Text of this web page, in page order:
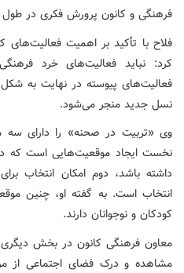
فرهنگی و کانون پرورش فکری در
فلاح با تأکید بر اهمیت فعالیت‌های
کرد: نباید فعالیت‌های خرد
فعالیت‌های پیوسته در نهایت به
نسل جدید منجر می‌شود.
وی «تربیت در صحنه» را دارای
نخست ایجاد موقعیت‌هایی است که
داشته باشد، دوم امکان انتخاب
انتخاب است. به گفته او، چنین
کودکان و نوجوانان دارند.
معاون فرهنگی کانون در بخش
مشاهده و درک فضای اجتماعی از